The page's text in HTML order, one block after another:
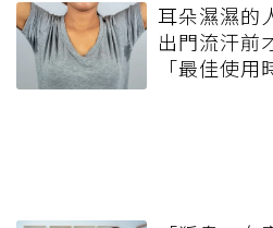
耳朵濕濕的
出門流汗前
「最佳使用